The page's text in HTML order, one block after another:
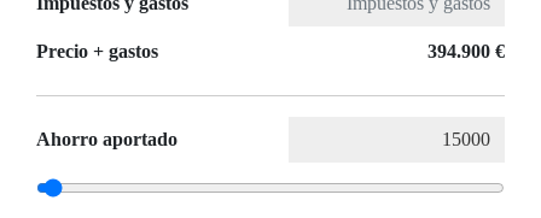
Precio + gastos 394.900 €
Ahorro aportado